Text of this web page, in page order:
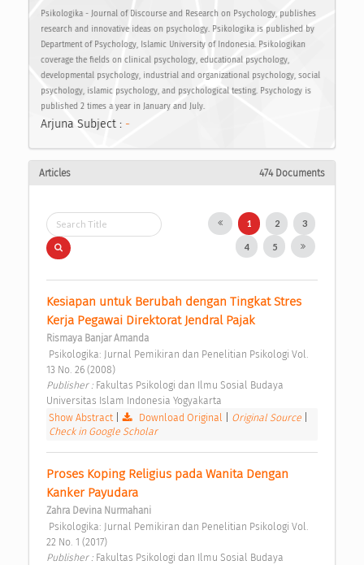
Psikologika - Journal of Discourse and Research on Psychology, publishes
research and innovative ideas on psychology. Psikologika is published by
Department of Psychology, Islamic University of Indonesia. Psikologikan
coverage the fields on clinical psychology, educational psychology,
developmental psychology, industrial and organizational psychology, social
psychology, islamic psychology, and psychological testing. Psychology is
published 2 times a year in January and July.
Arjuna Subject : -
Articles 474 Documents
1 2 3
4 5
Kesiapan untuk Berubah dengan Tingkat Stres
Kerja Pegawai Direktorat Jendral Pajak
Rismaya Banjar Amanda
13 No. 26 (2008)
Publisher : Fakultas Psikologi dan Ilmu Sosial Budaya
Universitas Islam Indonesia Yogyakarta
Show Abstract
Download Original Original Source
Check in Google Scholar
Proses Koping Religius pada Wanita Dengan
Kanker Payudara
Zahra Devina Nurmahani
22 No. 1 (2017)
Publisher : Fakultas Psikologi dan Ilmu Sosial Budaya